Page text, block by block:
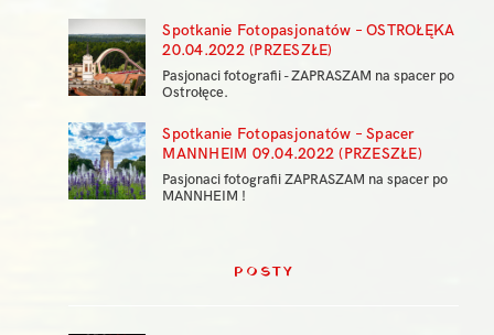
Spotkanie Fotopasjonatów – OSTROŁĘKA
20.04.2022 (PRZESZŁE)
Pasjonaci fotografii - ZAPRASZAM na spacer po
Ostrołęce.
Spotkanie Fotopasjonatów – Spacer
MANNHEIM 09.04.2022 (PRZESZŁE)
Pasjonaci fotografii ZAPRASZAM na spacer po
MANNHEIM !
POSTY